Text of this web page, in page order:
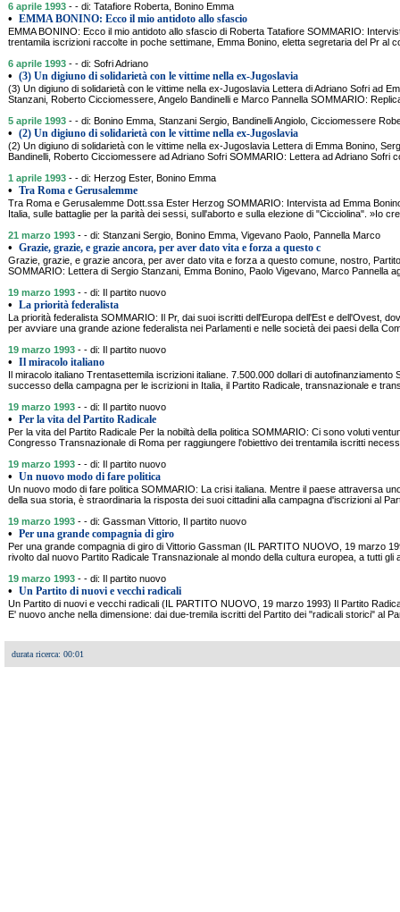
6 aprile 1993 - - di: Tatafiore Roberta, Bonino Emma
• EMMA BONINO: Ecco il mio antidoto allo sfascio
EMMA BONINO: Ecco il mio antidoto allo sfascio di Roberta Tatafiore SOMMARIO:
trentamila iscrizioni raccolte in poche settimane, Emma Bonino, eletta segretaria del Pr al
6 aprile 1993 - - di: Sofri Adriano
• (3) Un digiuno di solidarietà con le vittime nella ex-Jugoslavia
(3) Un digiuno di solidarietà con le vittime nella ex-Jugoslavia Lettera di Adriano Sofri ad
Stanzani, Roberto Cicciomessere, Angelo Bandinelli e Marco Pannella SOMMARIO:
5 aprile 1993 - - di: Bonino Emma, Stanzani Sergio, Bandinelli Angiolo, Cicciomessere
• (2) Un digiuno di solidarietà con le vittime nella ex-Jugoslavia
(2) Un digiuno di solidarietà con le vittime nella ex-Jugoslavia Lettera di Emma Bonino,
Bandinelli, Roberto Cicciomessere ad Adriano Sofri SOMMARIO: Lettera ad Adriano Sofri
1 aprile 1993 - - di: Herzog Ester, Bonino Emma
• Tra Roma e Gerusalemme
Tra Roma e Gerusalemme Dott.ssa Ester Herzog SOMMARIO: Intervista ad Emma
Italia, sulle battaglie per la parità dei sessi, sull'aborto e sulla elezione di "Cicciolina". »Io
21 marzo 1993 - - di: Stanzani Sergio, Bonino Emma, Vigevano Paolo, Pannella Marco
• Grazie, grazie, e grazie ancora, per aver dato vita e forza a questo c
Grazie, grazie, e grazie ancora, per aver dato vita e forza a questo comune, nostro,
SOMMARIO: Lettera di Sergio Stanzani, Emma Bonino, Paolo Vigevano, Marco Pannella
19 marzo 1993 - - di: Il partito nuovo
• La priorità federalista
La priorità federalista SOMMARIO: Il Pr, dai suoi iscritti dell'Europa dell'Est e dell'Ovest,
per avviare una grande azione federalista nei Parlamenti e nelle società dei paesi della
19 marzo 1993 - - di: Il partito nuovo
• Il miracolo italiano
Il miracolo italiano Trentasettemila iscrizioni italiane. 7.500.000 dollari di autofinanziamento
successo della campagna per le iscrizioni in Italia, il Partito Radicale, transnazionale e
19 marzo 1993 - - di: Il partito nuovo
• Per la vita del Partito Radicale
Per la vita del Partito Radicale Per la nobiltà della politica SOMMARIO: Ci sono voluti
Congresso Transnazionale di Roma per raggiungere l'obiettivo dei trentamila iscritti
19 marzo 1993 - - di: Il partito nuovo
• Un nuovo modo di fare politica
Un nuovo modo di fare politica SOMMARIO: La crisi italiana. Mentre il paese attraversa
della sua storia, è straordinaria la risposta dei suoi cittadini alla campagna d'iscrizioni al
19 marzo 1993 - - di: Gassman Vittorio, Il partito nuovo
• Per una grande compagnia di giro
Per una grande compagnia di giro di Vittorio Gassman (IL PARTITO NUOVO, 19 marzo
rivolto dal nuovo Partito Radicale Transnazionale al mondo della cultura europea, a tutti gli
19 marzo 1993 - - di: Il partito nuovo
• Un Partito di nuovi e vecchi radicali
Un Partito di nuovi e vecchi radicali (IL PARTITO NUOVO, 19 marzo 1993) Il Partito
E' nuovo anche nella dimensione: dai due-tremila iscritti del Partito dei "radicali storici" al
durata ricerca: 00:01